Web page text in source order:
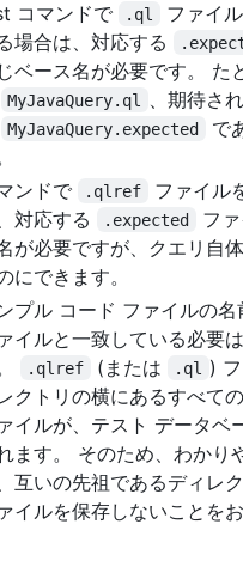
コマンドで .ql
ファイ
場合は、対応する
ベース名が必要です。 た
MyJavaQuery.ql
、期待さ
MyJavaQuery.expected
で
ンドで
.qlref
ファイル
対応する
.expected
フ
が必要ですが、クエリ自
にできます。
プル コード ファイルの名
イルと一致している必要
.qlref (または .ql
)
クトリの横にあるすべて
イルが、テスト データベ
ます。 そのため、わかり
互いの先祖であるディレ
イルを保存しないことをお